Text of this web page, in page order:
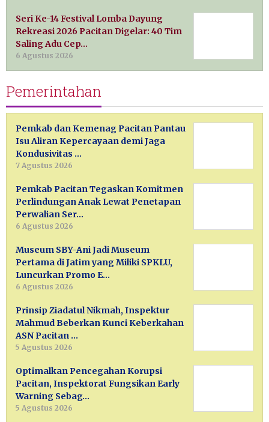
Seri Ke-14 Festival Lomba Dayung
Rekreasi 2026 Pacitan Digelar: 40 Tim
Saling Adu Cep…
6 Agustus 2026
Pemerintahan
Pemkab dan Kemenag Pacitan Pantau
Isu Aliran Kepercayaan demi Jaga
Kondusivitas …
7 Agustus 2026
Pemkab Pacitan Tegaskan Komitmen
Perlindungan Anak Lewat Penetapan
Perwalian Ser…
6 Agustus 2026
Museum SBY-Ani Jadi Museum
Pertama di Jatim yang Miliki SPKLU,
Luncurkan Promo E…
6 Agustus 2026
Prinsip Ziadatul Nikmah, Inspektur
Mahmud Beberkan Kunci Keberkahan
ASN Pacitan …
5 Agustus 2026
Optimalkan Pencegahan Korupsi
Pacitan, Inspektorat Fungsikan Early
Warning Sebag…
5 Agustus 2026